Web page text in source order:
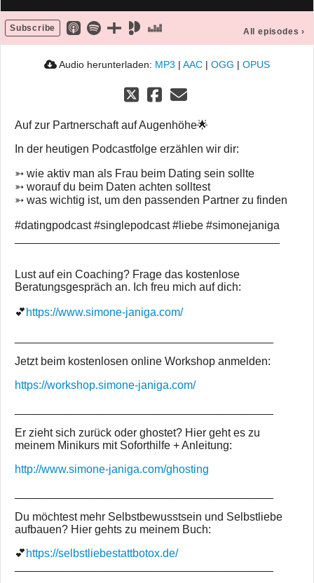
Subscribe All episodes ›
Audio herunterladen: MP3 | AAC | OGG | OPUS
Auf zur Partnerschaft auf Augenhöhe🌟
In der heutigen Podcastfolge erzählen wir dir:
➳ wie aktiv man als Frau beim Dating sein sollte
➳ worauf du beim Daten achten solltest
➳ was wichtig ist, um den passenden Partner zu finden
#datingpodcast #singlepodcast #liebe #simonejaniga
Lust auf ein Coaching? Frage das kostenlose
Beratungsgespräch an. Ich freu mich auf dich:
💕 https://www.simone-janiga.com/
Jetzt beim kostenlosen online Workshop anmelden:
https://workshop.simone-janiga.com/
Er zieht sich zurück oder ghostet? Hier geht es zu
meinem Minikurs mit Soforthilfe + Anleitung:
http://www.simone-janiga.com/ghosting
Du möchtest mehr Selbstbewusstsein und Selbstliebe
aufbauen? Hier gehts zu meinem Buch:
💕 https://selbstliebestattbotox.de/